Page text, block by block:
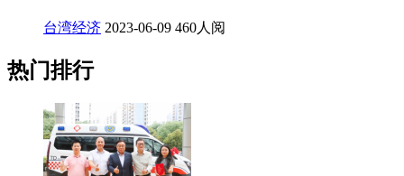
台湾经济 2023-06-09 460人阅
热门排行